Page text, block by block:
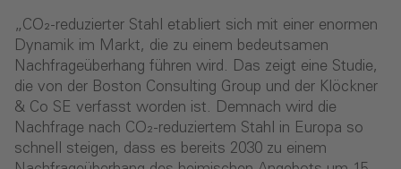
„CO₂-reduzierter Stahl etabliert sich mit einer enormen
Dynamik im Markt, die zu einem bedeutsamen
Nachfrageüberhang führen wird. Das zeigt eine Studie,
die von der Boston Consulting Group und der Klöckner
& Co SE verfasst worden ist. Demnach wird die
Nachfrage nach CO₂-reduziertem Stahl in Europa so
schnell steigen, dass es bereits 2030 zu einem